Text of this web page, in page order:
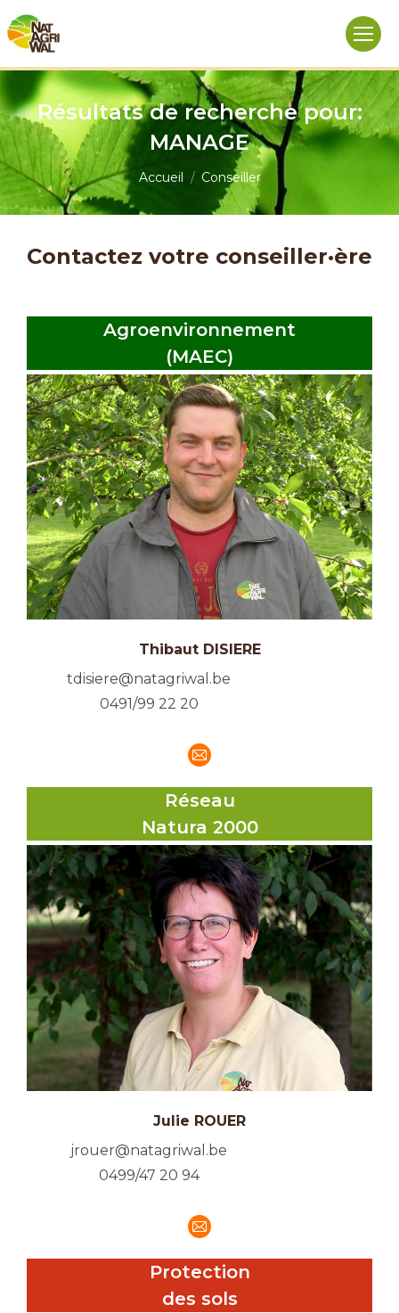
Résultats de recherche pour:
MANAGE
Vous êtes ici :
Accueil Conseiller
Contactez votre conseiller·ère
Agroenvironnement
(MAEC)
Thibaut DISIERE
tdisiere@natagriwal.be
0491/99 22 20
E-
mail
Réseau
Natura 2000
Julie ROUER
jrouer@natagriwal.be
0499/47 20 94
E-
mail
Protection
des sols